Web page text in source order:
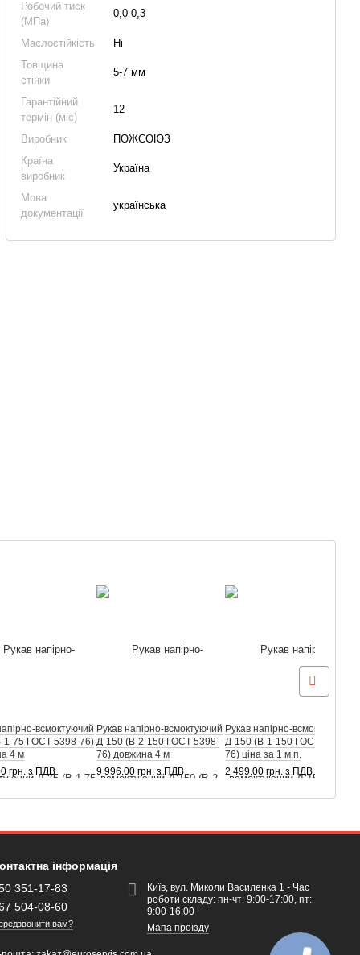
Робочий тиск
(МПа)
0,0-0,3
Маслостійкість
Ні
Товщина
стінки
5-7 мм
Гарантійний
термін (міс)
12
Виробник
ПОЖСОЮЗ
Країна
виробник
Україна
Мова
документації
українська
всмоктуючий
1-75 ГОСТ 5398-76)
4 м
грн. з ПДВ
Рукав напірно-всмоктуючий
Д-150 (В-2-150 ГОСТ 5398-
76) довжина 4 м
9 996.00 грн. з ПДВ
Рукав напірно-всмоктуючий
Д-150 (В-1-150 ГОСТ 5398-
76) ціна за 1 м.п.
2 499.00 грн. з ПДВ
інформація
351-17-83
504-08-60
вам?
Київ, вул. Миколи Василенка 1 - Час
роботи складу: пн-чт: 9:00-17:00, пт:
9:00-16:00
Мапа проїзду